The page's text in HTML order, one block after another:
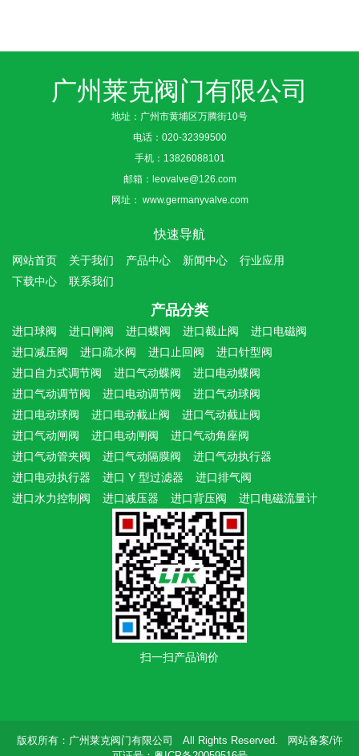
广州莱克阀门有限公司
地址：广州市黄埔区万腾街10号
电话： 020-32399500
手机： 13826088101
邮箱： leovalve@126.com
网址： www.germanyvalve.com
快速导航
网站首页 关于我们 产品中心 新闻中心
行业应用
下载中心
联系我们
产品分类
进口球阀 进口闸阀 进口蝶阀 进口截止阀
进口电磁阀
进口减压阀
进口疏水阀 进口止回阀
进口针型阀
进口自力式调节阀
进口气动蝶阀
进口电动蝶阀
进口气动调节阀
进口电动调节阀
进口气动球阀
进口电动球阀
进口电动截止阀
进口气动截止阀
进口气动闸阀
进口电动闸阀
进口气动角座阀
进口气动管夹阀
进口气动隔膜阀
进口气动执行器
进口电动执行器
进口 Y 型过滤器
进口排气阀
进口水力控制阀
进口减压器 进口背压阀 进口电磁流量计
扫一扫产品询价
版权所有：广州莱克阀门有限公司 All Rights Reserved. 网站备案/许